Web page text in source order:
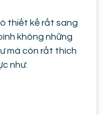
thiết kế rất sang
không những
mà còn rất thích
như: